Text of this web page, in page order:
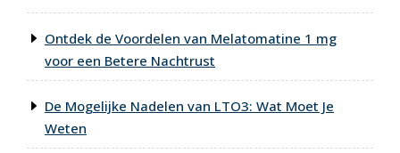
Ontdek de Voordelen van Melatomatine 1 mg
voor een Betere Nachtrust
De Mogelijke Nadelen van LTO3: Wat Moet Je
Weten